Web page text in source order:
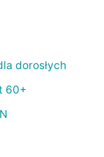
dorosłych
60+